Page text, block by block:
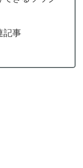
記事